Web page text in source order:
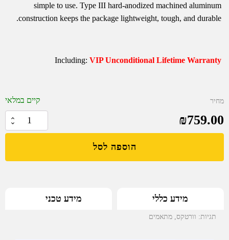
simple to use. Type III hard-anodized machined aluminum
construction keeps the package lightweight, tough, and durable.
Including: VIP Unconditional Lifetime Warranty
מחיר
₪759.00
קיים במלאי
של
שחרור
הוספה לסל
מידע כללי מידע טכני
תגיות: וורטקס, מתאמים